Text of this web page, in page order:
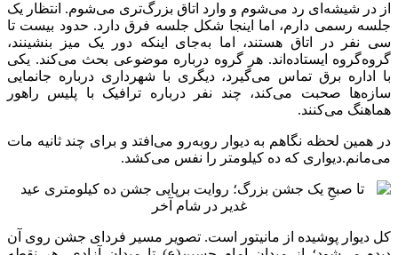
از در شیشه‌ای رد می‌شوم و وارد اتاق بزرگ‌تری می‌شوم. انتظار یک
جلسه رسمی دارم، اما اینجا شکل جلسه فرق دارد. حدود بیست تا
سی نفر در اتاق هستند، اما به‌جای اینکه دور یک میز بنشینند،
گروه‌گروه ایستاده‌اند. هر گروه درباره موضوعی بحث می‌کند. یکی
با اداره برق تماس می‌گیرد، دیگری با شهرداری درباره جانمایی
سازه‌ها صحبت می‌کند، چند نفر درباره ترافیک با پلیس راهور
هماهنگ می‌کنند.
در همین لحظه نگاهم به دیوار روبه‌رو می‌افتد و برای چند ثانیه مات
می‌مانم.دیواری که ده کیلومتر را نفس می‌کشد.
کل دیوار پوشیده از مانیتور است. تصویر مسیر فردای جشن روی آن‌